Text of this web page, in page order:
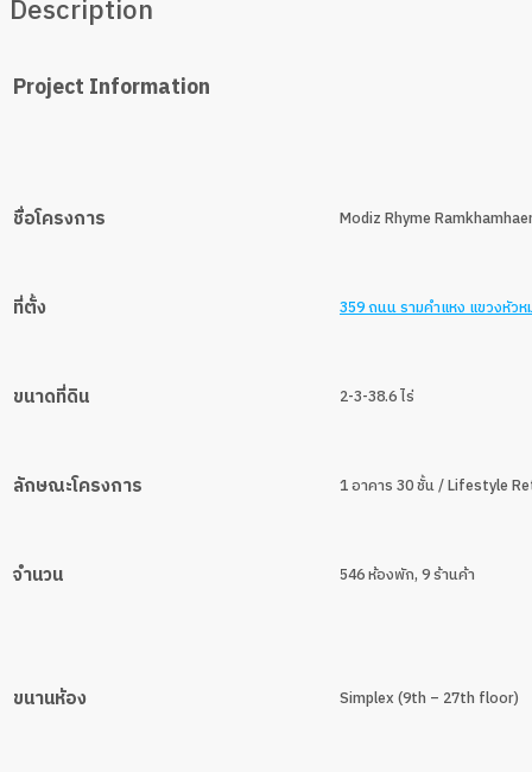
Description
Project Information
ชื่อโครงการ Modiz Rhyme
ที่ตั้ง 359 ถนน รามคำแหง แขวงหัว
ขนาดที่ดิน 2-3-38.6 ไร่
ลักษณะโครงการ 1 อาคาร 30 ชั้น / Lifestyle
จำนวน 546 ห้องพัก, 9 ร้านค้า
ขนานห้อง Simplex (9th – 27th floor)